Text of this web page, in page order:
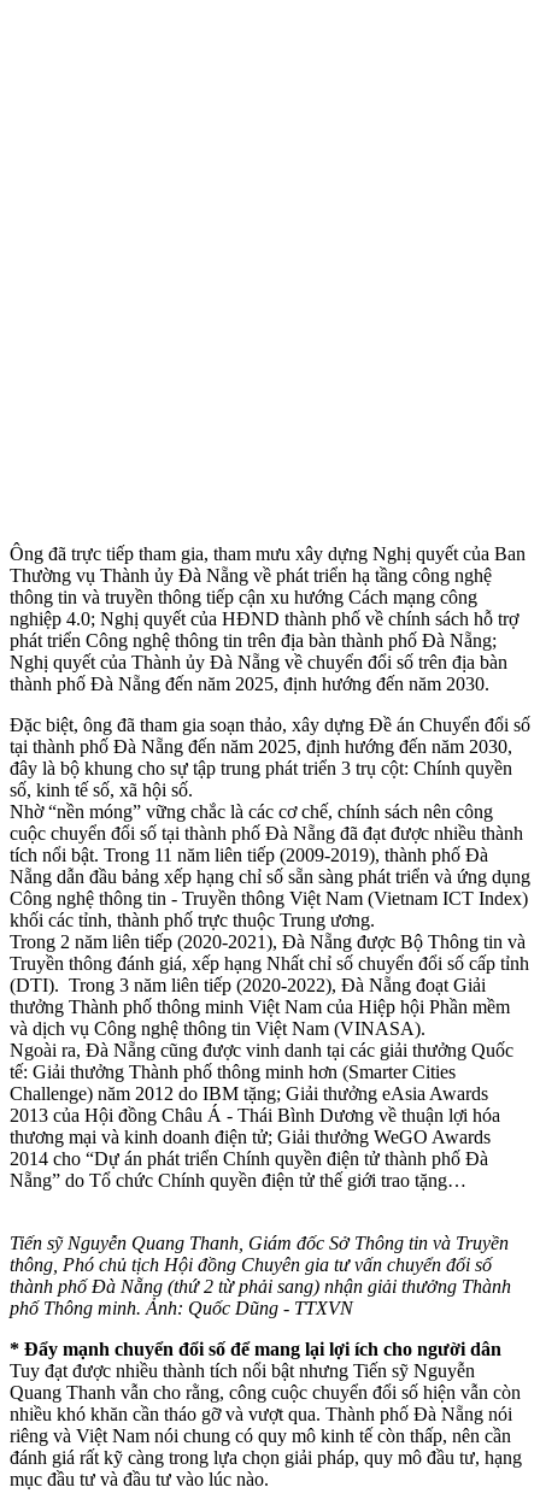
Ông đã trực tiếp tham gia, tham mưu xây dựng Nghị quyết của Ban
Thường vụ Thành ủy Đà Nẵng về phát triển hạ tầng công nghệ
thông tin và truyền thông tiếp cận xu hướng Cách mạng công
nghiệp 4.0; Nghị quyết của HĐND thành phố về chính sách hỗ trợ
phát triển Công nghệ thông tin trên địa bàn thành phố Đà Nẵng;
Nghị quyết của Thành ủy Đà Nẵng về chuyển đổi số trên địa bàn
thành phố Đà Nẵng đến năm 2025, định hướng đến năm 2030.
Đặc biệt, ông đã tham gia soạn thảo, xây dựng Đề án Chuyển đổi số
tại thành phố Đà Nẵng đến năm 2025, định hướng đến năm 2030,
đây là bộ khung cho sự tập trung phát triển 3 trụ cột: Chính quyền
số, kinh tế số, xã hội số.
Nhờ “nền móng” vững chắc là các cơ chế, chính sách nên công
cuộc chuyển đổi số tại thành phố Đà Nẵng đã đạt được nhiều thành
tích nổi bật. Trong 11 năm liên tiếp (2009-2019), thành phố Đà
Nẵng dẫn đầu bảng xếp hạng chỉ số sẵn sàng phát triển và ứng dụng
Công nghệ thông tin - Truyền thông Việt Nam (Vietnam ICT Index)
khối các tỉnh, thành phố trực thuộc Trung ương.
Trong 2 năm liên tiếp (2020-2021), Đà Nẵng được Bộ Thông tin và
Truyền thông đánh giá, xếp hạng Nhất chỉ số chuyển đổi số cấp tỉnh
(DTI). Trong 3 năm liên tiếp (2020-2022), Đà Nẵng đoạt Giải
thưởng Thành phố thông minh Việt Nam của Hiệp hội Phần mềm
và dịch vụ Công nghệ thông tin Việt Nam (VINASA).
Ngoài ra, Đà Nẵng cũng được vinh danh tại các giải thưởng Quốc
tế: Giải thưởng Thành phố thông minh hơn (Smarter Cities
Challenge) năm 2012 do IBM tặng; Giải thưởng eAsia Awards
2013 của Hội đồng Châu Á - Thái Bình Dương về thuận lợi hóa
thương mại và kinh doanh điện tử; Giải thưởng WeGO Awards
2014 cho “Dự án phát triển Chính quyền điện tử thành phố Đà
Nẵng” do Tổ chức Chính quyền điện tử thế giới trao tặng…
Tiến sỹ Nguyễn Quang Thanh, Giám đốc Sở Thông tin và Truyền
thông, Phó chủ tịch Hội đồng Chuyên gia tư vấn chuyển đổi số
thành phố Đà Nẵng (thứ 2 từ phải sang) nhận giải thưởng Thành
phố Thông minh. Ảnh: Quốc Dũng - TTXVN
* Đẩy mạnh chuyển đổi số để mang lại lợi ích cho người dân
Tuy đạt được nhiều thành tích nổi bật nhưng Tiến sỹ Nguyễn
Quang Thanh vẫn cho rằng, công cuộc chuyển đổi số hiện vẫn còn
nhiều khó khăn cần tháo gỡ và vượt qua. Thành phố Đà Nẵng nói
riêng và Việt Nam nói chung có quy mô kinh tế còn thấp, nên cần
đánh giá rất kỹ càng trong lựa chọn giải pháp, quy mô đầu tư, hạng
mục đầu tư và đầu tư vào lúc nào.